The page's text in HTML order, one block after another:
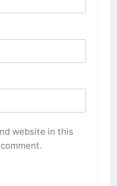
website in this